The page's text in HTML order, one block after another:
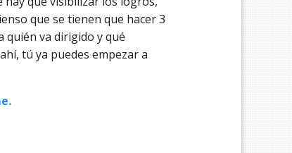
que se tienen que hacer 3
quién va dirigido y qué
tú ya puedes empezar a